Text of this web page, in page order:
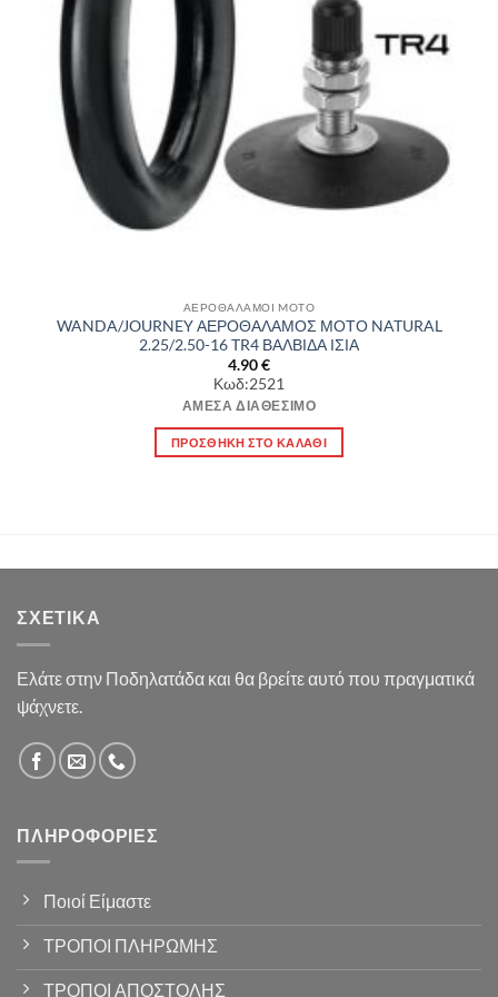
ΑΕΡΟΘΑΛΑΜΟΙ MOTO
WANDA/JOURNEY ΑΕΡΟΘΑΛΑΜΟΣ ΜΟΤΟ NATURAL
2.25/2.50-16 TR4 ΒΑΛΒΙΔΑ ΙΣΙΑ
4.90€
Κωδ:2521
ΆΜΕΣΑ ΔΙΑΘΈΣΙΜΟ
ΠΡΟΣΘΉΚΗ ΣΤΟ ΚΑΛΆΘΙ
ΣΧΕΤΙΚΆ
Ελάτε στην Ποδηλατάδα και θα βρείτε αυτό που πραγματικά
ψάχνετε.
ΠΛΗΡΟΦΟΡΊΕΣ
Ποιοί Είμαστε
ΤΡΟΠΟΙ ΠΛΗΡΩΜΗΣ
ΤΡΟΠΟΙ ΑΠΟΣΤΟΛΗΣ